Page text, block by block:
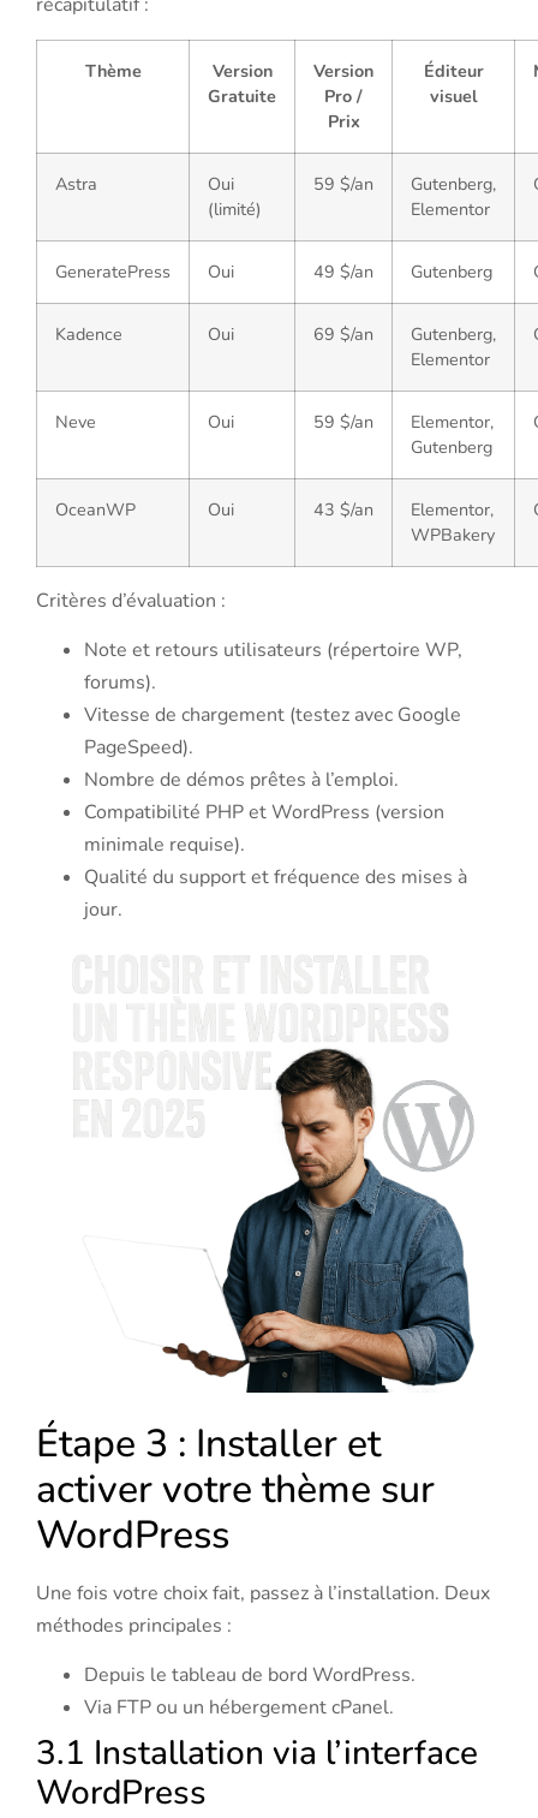
récapitulatif :
Thème
Version
Gratuite
Version
Pro /
Prix
Éditeur
visuel
Astra
Oui
(limité)
59 $/an
Gutenberg,
Elementor
GeneratePress Oui 49 $/an Gutenberg
Kadence Oui 69 $/an
Gutenberg,
Elementor
Neve Oui 59 $/an
Elementor,
Gutenberg
OceanWP Oui 43 $/an
Elementor,
WPBakery
Critères d’évaluation :
Note et retours utilisateurs (répertoire WP,
forums).
Vitesse de chargement (testez avec Google
PageSpeed).
Nombre de démos prêtes à l’emploi.
Compatibilité PHP et WordPress (version
minimale requise).
Qualité du support et fréquence des mises à
jour.
Étape 3 : Installer et
activer votre thème sur
WordPress
Une fois votre choix fait, passez à l’installation. Deux
méthodes principales :
Depuis le tableau de bord WordPress.
Via FTP ou un hébergement cPanel.
3.1 Installation via l’interface
WordPress